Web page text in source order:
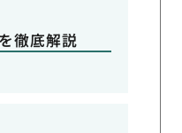
徹底解説